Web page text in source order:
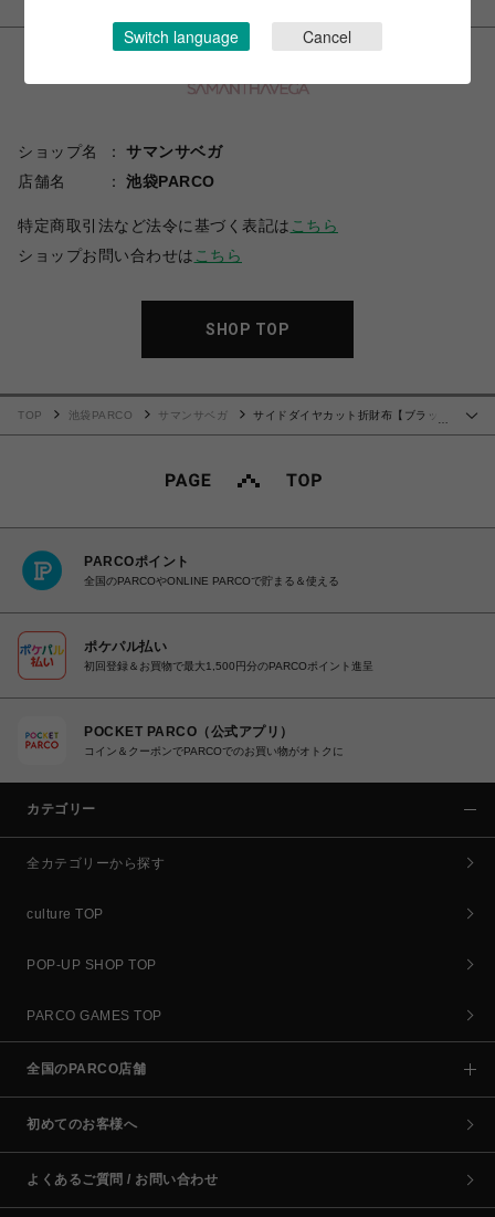
ショップ名
サマンサベガ
店舗名
池袋PARCO
特定商取引法など法令に基づく表記は こちら
ショップお問い合わせは こちら
SHOP TOP
TOP 池袋PARCO サマンサベガ
サイドダイヤカット折財布【ブラッ
PARCOポイント
全国のPARCOやONLINE PARCOで貯まる＆使える
ポケパル払い
初回登録＆お買物で最大1,500円分のPARCOポイント進呈
POCKET PARCO（公式アプリ）
コイン＆クーポンでPARCOでのお買い物がオトクに
カテゴリー
全カテゴリーから探す
culture TOP
POP-UP SHOP TOP
PARCO GAMES TOP
全国のPARCO店舗
初めてのお客様へ
よくあるご質問 / お問い合わせ
Switch language Cancel